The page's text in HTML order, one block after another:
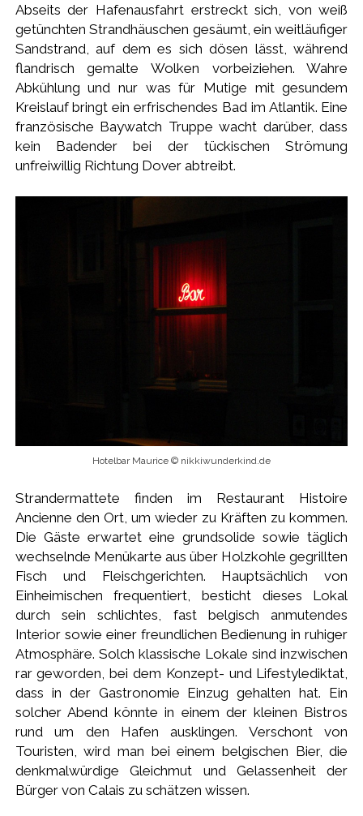
Abseits der Hafenausfahrt erstreckt sich, von weiß
getünchten Strandhäuschen gesäumt, ein weitläufiger
Sandstrand, auf dem es sich dösen lässt, während
flandrisch gemalte Wolken vorbeiziehen. Wahre
Abkühlung und nur was für Mutige mit gesundem
Kreislauf bringt ein erfrischendes Bad im Atlantik. Eine
französische Baywatch Truppe wacht darüber, dass
kein Badender bei der tückischen Strömung
unfreiwillig Richtung Dover abtreibt.
Hotelbar Maurice © nikkiwunderkind.de
Strandermattete finden im Restaurant Histoire
Ancienne den Ort, um wieder zu Kräften zu kommen.
Die Gäste erwartet eine grundsolide sowie täglich
wechselnde Menükarte aus über Holzkohle gegrillten
Fisch und Fleischgerichten. Hauptsächlich von
Einheimischen frequentiert, besticht dieses Lokal
durch sein schlichtes, fast belgisch anmutendes
Interior sowie einer freundlichen Bedienung in ruhiger
Atmosphäre. Solch klassische Lokale sind inzwischen
rar geworden, bei dem Konzept- und Lifestylediktat,
dass in der Gastronomie Einzug gehalten hat. Ein
solcher Abend könnte in einem der kleinen Bistros
rund um den Hafen ausklingen. Verschont von
Touristen, wird man bei einem belgischen Bier, die
denkmalwürdige Gleichmut und Gelassenheit der
Bürger von Calais zu schätzen wissen.